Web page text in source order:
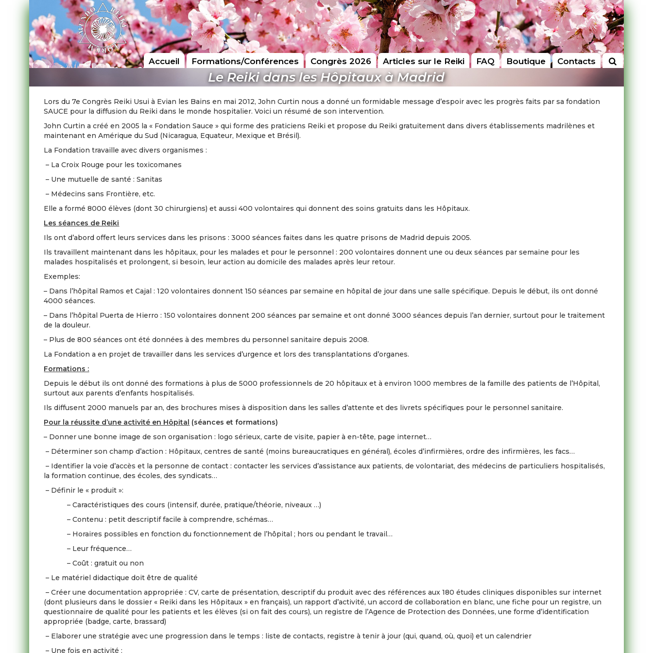
Accueil Formations/Conférences Congrès 2026 Articles sur le Reiki FAQ Boutique Contacts
Le Reiki dans les Hôpitaux à Madrid
Lors du 7e Congrès Reiki Usui à Evian les Bains en mai 2012, John Curtin nous a donné un formidable message d’espoir avec les progrès faits par sa fondation
SAUCE pour la diffusion du Reiki dans le monde hospitalier. Voici un résumé de son intervention.
John Curtin a créé en 2005 la « Fondation Sauce » qui forme des praticiens Reiki et propose du Reiki gratuitement dans divers établissements madrilènes et
maintenant en Amérique du Sud (Nicaragua, Equateur, Mexique et Brésil).
La Fondation travaille avec divers organismes :
– La Croix Rouge pour les toxicomanes
– Une mutuelle de santé : Sanitas
– Médecins sans Frontière, etc.
Elle a formé 8000 élèves (dont 30 chirurgiens) et aussi 400 volontaires qui donnent des soins gratuits dans les Hôpitaux.
Les séances de Reiki
Ils ont d’abord offert leurs services dans les prisons : 3000 séances faites dans les quatre prisons de Madrid depuis 2005.
Ils travaillent maintenant dans les hôpitaux, pour les malades et pour le personnel : 200 volontaires donnent une ou deux séances par semaine pour les
malades hospitalisés et prolongent, si besoin, leur action au domicile des malades après leur retour.
Exemples:
– Dans l’hôpital Ramos et Cajal : 120 volontaires donnent 150 séances par semaine en hôpital de jour dans une salle spécifique. Depuis le début, ils ont donné
4000 séances.
– Dans l’hôpital Puerta de Hierro : 150 volontaires donnent 200 séances par semaine et ont donné 3000 séances depuis l’an dernier, surtout pour le traitement
de la douleur.
– Plus de 800 séances ont été données à des membres du personnel sanitaire depuis 2008.
La Fondation a en projet de travailler dans les services d’urgence et lors des transplantations d’organes.
Formations :
Depuis le début ils ont donné des formations à plus de 5000 professionnels de 20 hôpitaux et à environ 1000 membres de la famille des patients de l’Hôpital,
surtout aux parents d’enfants hospitalisés.
Ils diffusent 2000 manuels par an, des brochures mises à disposition dans les salles d’attente et des livrets spécifiques pour le personnel sanitaire.
Pour la réussite d’une activité en Hôpital (séances et formations)
– Donner une bonne image de son organisation : logo sérieux, carte de visite, papier à en-tête, page internet…
– Déterminer son champ d’action : Hôpitaux, centres de santé (moins bureaucratiques en général), écoles d’infirmières, ordre des infirmières, les facs…
– Identifier la voie d’accès et la personne de contact : contacter les services d’assistance aux patients, de volontariat, des médecins de particuliers hospitalisés,
la formation continue, des écoles, des syndicats…
– Définir le « produit »:
– Caractéristiques des cours (intensif, durée, pratique/théorie, niveaux …)
– Contenu : petit descriptif facile à comprendre, schémas…
– Horaires possibles en fonction du fonctionnement de l’hôpital ; hors ou pendant le travail…
– Leur fréquence…
– Coût : gratuit ou non
– Le matériel didactique doit être de qualité
– Créer une documentation appropriée : CV, carte de présentation, descriptif du produit avec des références aux 180 études cliniques disponibles sur internet
(dont plusieurs dans le dossier « Reiki dans les Hôpitaux » en français), un rapport d’activité, un accord de collaboration en blanc, une fiche pour un registre, un
questionnaire de qualité pour les patients et les élèves (si on fait des cours), un registre de l’Agence de Protection des Données, une forme d’identification
appropriée (badge, carte, brassard)
– Elaborer une stratégie avec une progression dans le temps : liste de contacts, registre à tenir à jour (qui, quand, où, quoi) et un calendrier
– Une fois en activité :